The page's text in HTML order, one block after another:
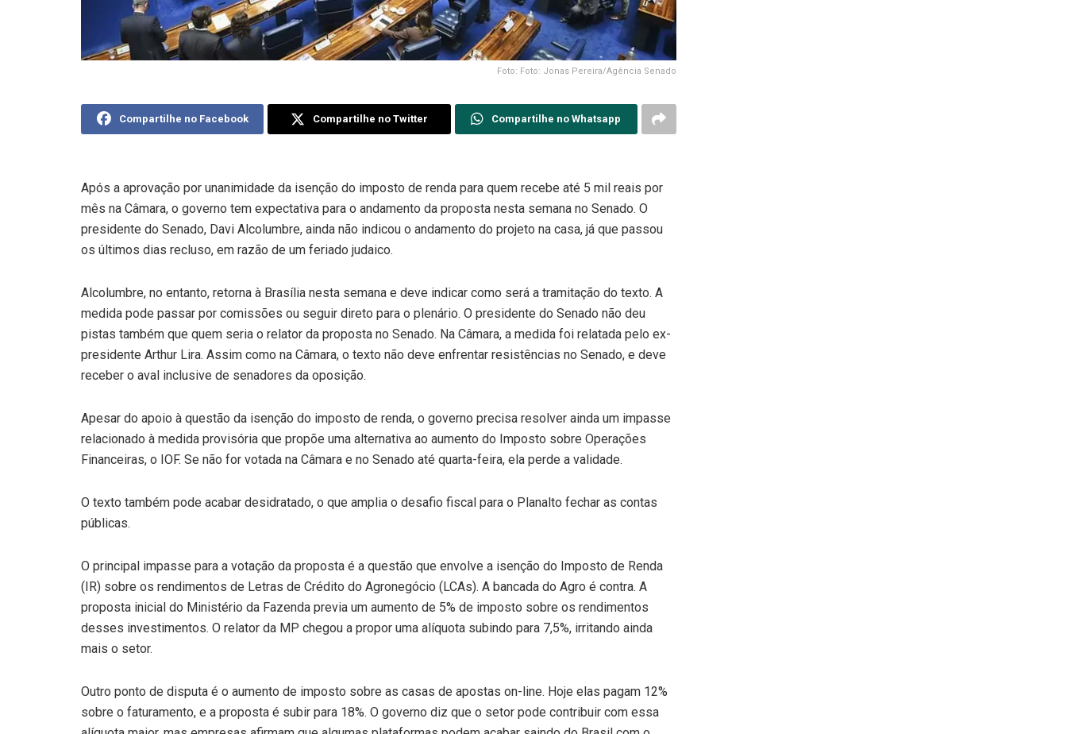
Foto: Foto: Jonas Pereira/Agência Senado
Compartilhe no Facebook Compartilhe no Twitter Compartilhe no Whatsapp
Após a aprovação por unanimidade da isenção do imposto de renda para quem recebe até 5 mil reais por
mês na Câmara, o governo tem expectativa para o andamento da proposta nesta semana no Senado. O
presidente do Senado, Davi Alcolumbre, ainda não indicou o andamento do projeto na casa, já que passou
os últimos dias recluso, em razão de um feriado judaico.
Alcolumbre, no entanto, retorna à Brasília nesta semana e deve indicar como será a tramitação do texto. A
medida pode passar por comissões ou seguir direto para o plenário. O presidente do Senado não deu
pistas também que quem seria o relator da proposta no Senado. Na Câmara, a medida foi relatada pelo ex-
presidente Arthur Lira. Assim como na Câmara, o texto não deve enfrentar resistências no Senado, e deve
receber o aval inclusive de senadores da oposição.
Apesar do apoio à questão da isenção do imposto de renda, o governo precisa resolver ainda um impasse
relacionado à medida provisória que propõe uma alternativa ao aumento do Imposto sobre Operações
Financeiras, o IOF. Se não for votada na Câmara e no Senado até quarta-feira, ela perde a validade.
O texto também pode acabar desidratado, o que amplia o desafio fiscal para o Planalto fechar as contas
públicas.
O principal impasse para a votação da proposta é a questão que envolve a isenção do Imposto de Renda
(IR) sobre os rendimentos de Letras de Crédito do Agronegócio (LCAs). A bancada do Agro é contra. A
proposta inicial do Ministério da Fazenda previa um aumento de 5% de imposto sobre os rendimentos
desses investimentos. O relator da MP chegou a propor uma alíquota subindo para 7,5%, irritando ainda
mais o setor.
Outro ponto de disputa é o aumento de imposto sobre as casas de apostas on-line. Hoje elas pagam 12%
sobre o faturamento, e a proposta é subir para 18%. O governo diz que o setor pode contribuir com essa